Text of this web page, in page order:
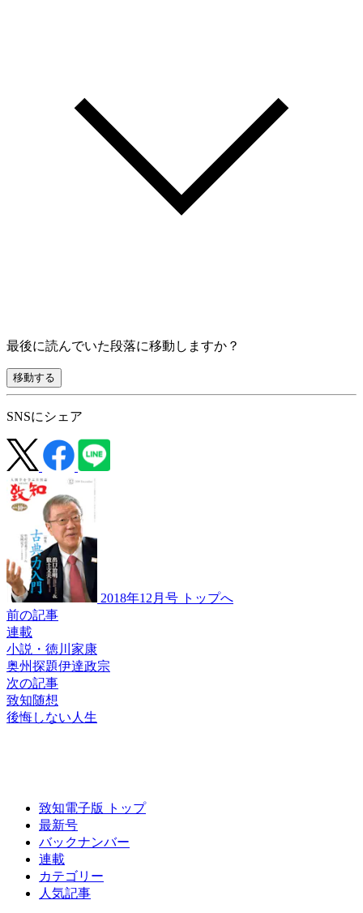
最後に読んでいた段落に移動しますか？
移動する
SNSにシェア
2018年12月号 トップへ
前の記事
連載
小説・徳川家康
奥州探題伊達政宗
次の記事
致知随想
後悔しない人生
致知電子版 トップ
最新号
バックナンバー
連載
カテゴリー
人気記事